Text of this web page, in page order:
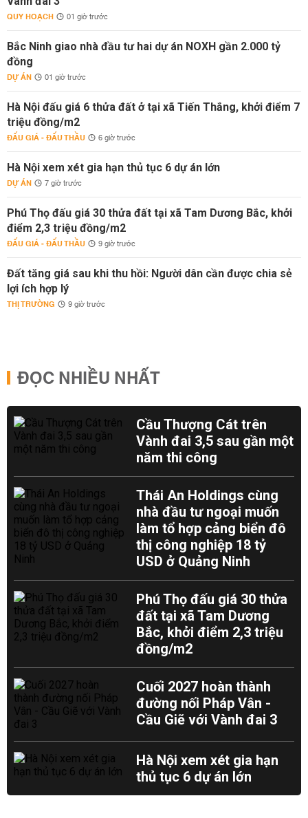
QUY HOẠCH 01 giờ trước
Bắc Ninh giao nhà đầu tư hai dự án NOXH gần 2.000 tỷ
đồng
DỰ ÁN 01 giờ trước
Hà Nội đấu giá 6 thửa đất ở tại xã Tiến Thắng, khởi điểm 7
triệu đồng/m2
ĐẤU GIÁ - ĐẤU THẦU 6 giờ trước
Hà Nội xem xét gia hạn thủ tục 6 dự án lớn
DỰ ÁN 7 giờ trước
Phú Thọ đấu giá 30 thửa đất tại xã Tam Dương Bắc, khởi
điểm 2,3 triệu đồng/m2
ĐẤU GIÁ - ĐẤU THẦU 9 giờ trước
Đất tăng giá sau khi thu hồi: Người dân cần được chia sẻ
lợi ích hợp lý
THỊ TRƯỜNG 9 giờ trước
ĐỌC NHIỀU NHẤT
Cầu Thượng Cát trên
Vành đai 3,5 sau gần một
năm thi công
Thái An Holdings cùng
nhà đầu tư ngoại muốn
làm tổ hợp cảng biển đô
thị công nghiệp 18 tỷ
USD ở Quảng Ninh
Phú Thọ đấu giá 30 thửa
đất tại xã Tam Dương
Bắc, khởi điểm 2,3 triệu
đồng/m2
Cuối 2027 hoàn thành
đường nối Pháp Vân -
Cầu Giẽ với Vành đai 3
Hà Nội xem xét gia hạn
thủ tục 6 dự án lớn